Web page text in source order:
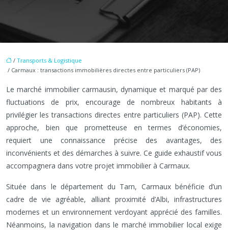
/ Transports & Logistique
/ Carmaux : transactions immobilières directes entre particuliers (PAP)
Le marché immobilier carmausin, dynamique et marqué par des
fluctuations de prix, encourage de nombreux habitants à
privilégier les transactions directes entre particuliers (PAP). Cette
approche, bien que prometteuse en termes d’économies,
requiert une connaissance précise des avantages, des
inconvénients et des démarches à suivre. Ce guide exhaustif vous
accompagnera dans votre projet immobilier à Carmaux.
Située dans le département du Tarn, Carmaux bénéficie d’un
cadre de vie agréable, alliant proximité d’Albi, infrastructures
modernes et un environnement verdoyant apprécié des familles.
Néanmoins, la navigation dans le marché immobilier local exige